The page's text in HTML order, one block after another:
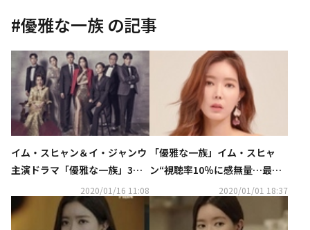
#優雅な一族 の記事
イム・スヒャン＆イ・ジャンウ
主演ドラマ「優雅な一族」3月
にKNTVにて日本初放送がスタ
ート！
2020/01/16 11:08
「優雅な一族」イム・スヒャ
ン“視聴率10％に感無量…最初
2020/01/01 18:37